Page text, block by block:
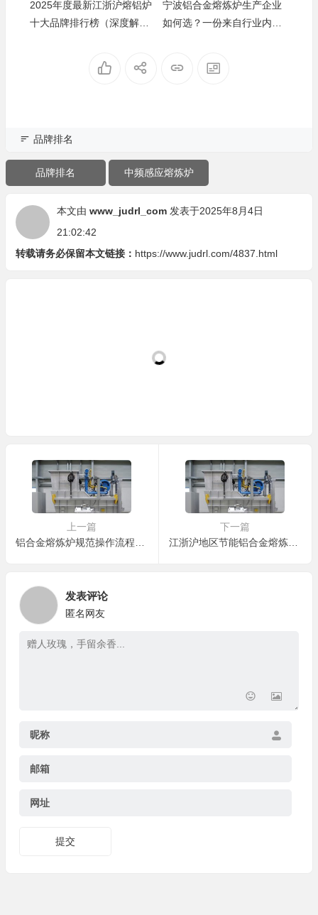
2025年度最新江浙沪熔铝炉
十大品牌排行榜（深度解
宁波铝合金熔炼炉生产企业
如何选？一份来自行业内的
品牌排名
品牌排名 中频感应熔炼炉
本文由 www_judrl_com 发表于2025年8月4日
21:02:42
转载请务必保留本文链接： https://www.judrl.com/4837.html
上一篇
下一篇
江浙沪地区节能铝合金熔炼炉的价格大概是多少？
发表评论
匿名网友
昵称
邮箱
网址
提交